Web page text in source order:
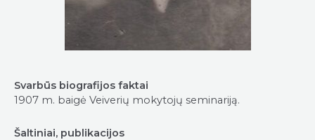
Svarbūs biografijos faktai
1907 m. baigė Veiverių mokytojų seminariją.
Šaltiniai, publikacijos